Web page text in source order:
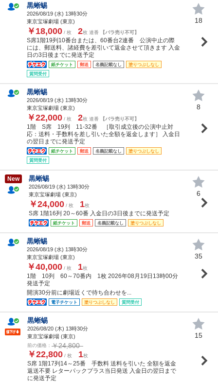
黒蜥蜴
2026/08/19 (水) 13時30分
東京宝塚劇場 (東京)
￥18,000 / 枚 2枚 連番 【バラ売り不可】
S席1階19列10番台または、60番台2連番 公演中止の際
には、郵送料、諸経費を差引いて返金させて頂きます 入金
日の3日後までに発送予定
紙チケット 郵送 名義記載なし
塗りつぶしなし
質問受付
18
黒蜥蜴
2026/08/19 (水) 13時30分
東京宝塚劇場 (東京)
￥22,000 / 枚 2枚 連番 【バラ売り不可】
1階 S席 19列 11-32番 ［取引成立後の公演中止対
応：送料・手数料を差し引いた全額を返金します］ 入金日
の翌日までに発送予定
紙チケット 郵送 名義記載なし
塗りつぶしなし
質問受付
8
New 黒蜥蜴
2026/08/19 (水) 13時30分
東京宝塚劇場 (東京)
￥24,000 / 枚 1枚
S席 1階16列 20～60番 入金日の3日後までに発送予定
紙チケット 郵送 名義記載なし 塗りつぶしなし
6
黒蜥蜴
2026/08/19 (水) 13時30分
東京宝塚劇場 (東京)
￥40,000 / 枚 1枚
1階 10列 60～70番内 1枚 2026年08月19日13時00分
発送予定
開演30分前に劇場近くで待ち合わせを...
電子チケット 塗りつぶしなし 質問受付
35
黒蜥蜴
2026/08/20 (木) 13時30分
東京宝塚劇場 (東京)
前の価格： ￥24,800
￥22,800 / 枚 1枚
S席 1階17列14～25番 手数料 送料を引いた 全額を返金
返送不要 レターパックプラス当日発送 入金日の翌日まで
に発送予定
15